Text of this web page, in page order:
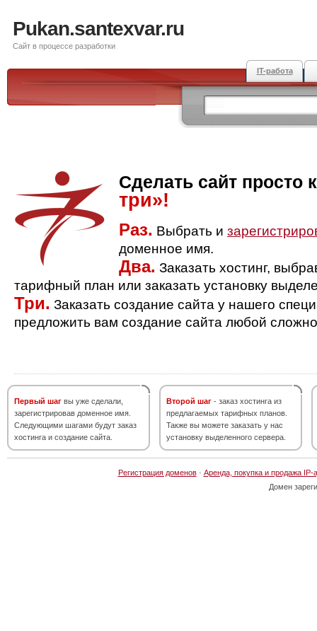
Pukan.santexvar.ru
Сайт в процессе разработки
IT-работа
Сделать сайт просто
три»!
Раз. Выбрать и
доменное имя.
Два. Заказать хостинг,
тарифный план или заказать установку
Три. Заказать создание сайта у нашего
предложить вам создание сайта любой
Первый шаг вы уже сделали,
зарегистрировав доменное имя.
Следующими шагами будут заказ
хостинга и создание сайта.
Второй шаг - заказ хостинга из
предлагаемых тарифных планов.
Также вы можете заказать у нас
установку выделенного сервера.
Регистрация доменов· Аренда, покупка и продажа IP-
Домен